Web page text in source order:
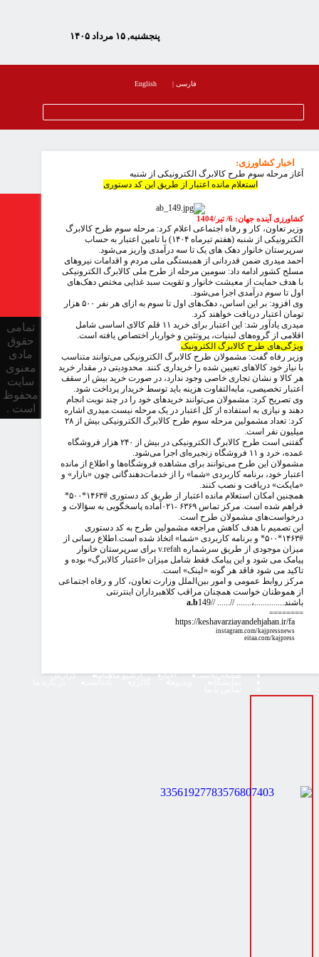
پنجشنبه, ۱۵ مرداد ۱۴۰۵
فارسی|
English
اخبار کشاورزی :
آغاز مرحله سوم طرح کالابرگ الکترونیکی از شنبه
استعلام مانده اعتبار از طریق این کد دستوری
کشاورزی آینده جهان:6/ تیر/1404
وزیر تعاون، کار و رفاه اجتماعی اعلام کرد: مرحله سوم طرح کالابرگ
الکترونیکی از شنبه (هفتم تیرماه ۱۴۰۴) با تامین اعتبار به حساب
سرپرستان خانوار دهک های یک تا سه درآمدی واریز می‌شود.
احمد میدری ضمن قدردانی از همبستگی ملی مردم و اقدامات نیروهای
مسلح کشور ادامه داد: سومین مرحله از طرح ملی کالابرگ الکترونیکی
با هدف حمایت از معیشت خانوار و تقویت سبد غذایی مختص دهک‌های
اول تا سوم درآمدی اجرا می‌شود.
وی افزود: بر این اساس، دهک‌های اول تا سوم به ازای هر نفر ۵۰۰ هزار
تومان اعتبار دریافت خواهند کرد.
میدری یادآور شد: این اعتبار برای خرید ۱۱ قلم کالای اساسی شامل
اقلامی از گروه‌های لبنیات، پروتئین و خواربار اختصاص یافته است.
ویژگی‌های طرح کالابرگ الکترونیک
وزیر رفاه گفت: مشمولان طرح کالابرگ الکترونیکی می‌توانند متناسب
با نیاز خود کالاهای تعیین‌ شده را خریداری کنند. محدودیتی در مقدار خرید
هر کالا و نشان تجاری خاصی وجود ندارد، در صورت خرید بیش از سقف
اعتبار تخصیصی، مابه‌التفاوت هزینه باید توسط خریدار پرداخت شود.
وی تصریح کرد: مشمولان می‌توانند خریدهای خود را در چند نوبت انجام
دهند و نیازی به استفاده از کل اعتبار در یک مرحله نیست.میدری اشاره
کرد: تعداد مشمولین مرحله سوم طرح کالابرگ الکترونیکی بیش از ۲۸
میلیون نفر است.
گفتنی است طرح کالابرگ الکترونیکی در بیش از ۲۴۰ هزار فروشگاه
عمده، خرد و ۱۱ فروشگاه زنجیره‌ای اجرا می‌شود.
مشمولان این طرح می‌توانند برای مشاهده فروشگاه‌ها و اطلاع از مانده
اعتبار خود، برنامه کاربردی «شما» را از خدمات‌دهندگانی چون «بازار» و
«مایکت» دریافت و نصب کنند.
همچنین امکان استعلام مانده اعتبار از طریق کد دستوری #۱۴۶۳*۵۰۰*
فراهم شده است. مرکز تماس ۶۳۶۹ -۰۲۱آماده پاسخگویی به سؤالات و
درخواست‌های مشمولان طرح است.
این تصمیم با هدف کاهش مراجعه مشمولین طرح به کد دستوری
#۱۴۶۳*۵۰۰* و برنامه کاربردی «شما» اتخاذ شده است.اطلاع رسانی از
میزان موجودی از طریق سرشماره v.refahبرای سرپرستان خانوار
پیامک می شود و این پیامک فقط شامل میزان «اعتبار کالابرگ» بوده و
تاکید می شود فاقد هر گونه «لینک» است.
مرکز روابط عمومی و امور بین‌الملل وزارت تعاون، کار و رفاه اجتماعی
از هموطنان خواست همچنان مراقب کلاهبرداران اینترنتی
باشند..............،....... //...... // 149
a.b
========
https://keshavarziayandehjahan.ir/fa
instagram.com/kajpressnews
eitaa.com/kajpress
صفحه نخست اخبار آرشیو ماهنامه گزارش
تمامی
حقوق
مادی
معنوی
سایت
محفوظ
است .